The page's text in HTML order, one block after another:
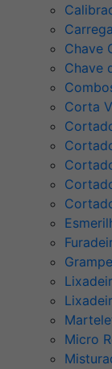
Chave
Chave
Corta
Micro